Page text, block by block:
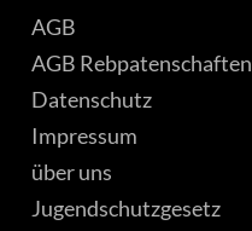
AGB
AGB Rebpatenschaften
Datenschutz
Impressum
über uns
Jugendschutzgesetz